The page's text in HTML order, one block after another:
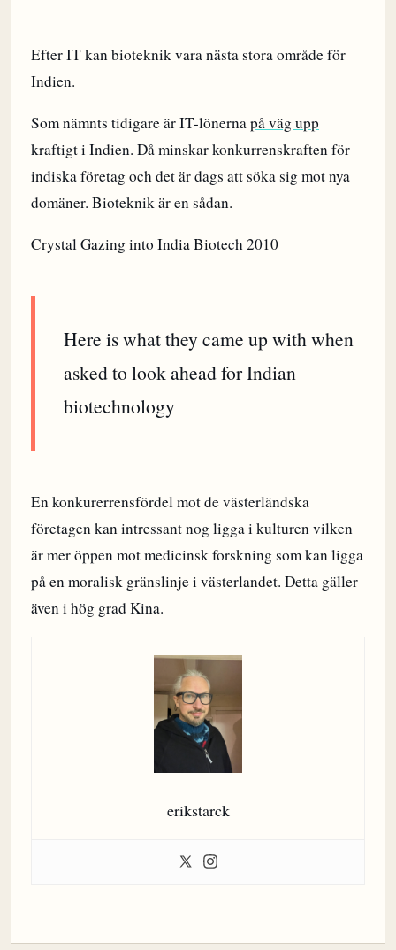
Efter IT kan bioteknik vara nästa stora område för
Indien.
Som nämnts tidigare är IT-lönernapå väg upp
kraftigt i Indien. Då minskar konkurrenskraften för
indiska företag och det är dags att söka sig mot nya
domäner. Bioteknik är en sådan.
Crystal Gazing into India Biotech 2010
Here is what they came up with when
asked to look ahead for Indian
biotechnology
En konkurerrensfördel mot de västerländska
företagen kan intressant nog ligga i kulturen vilken
är mer öppen mot medicinsk forskning som kan ligga
på en moralisk gränslinje i västerlandet. Detta gäller
även i hög grad Kina.
erikstarck